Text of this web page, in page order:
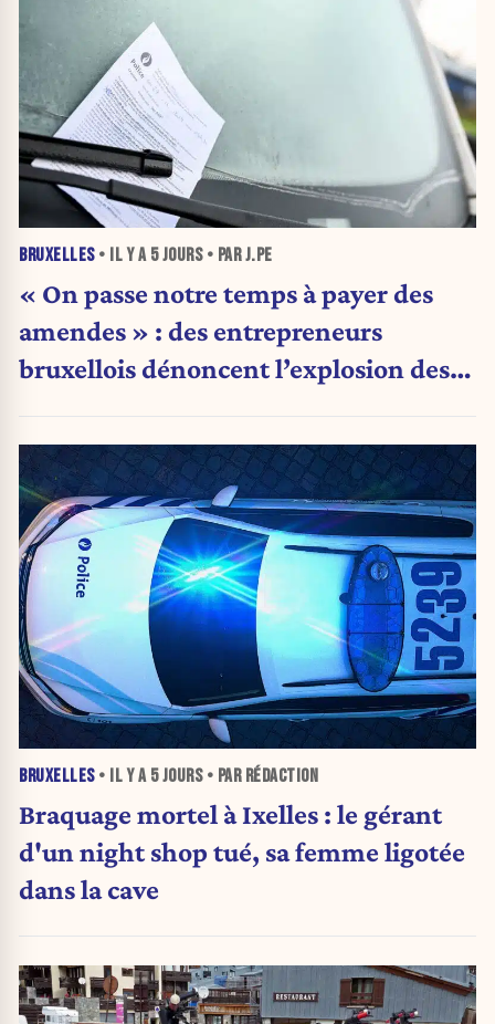
BRUXELLES• IL Y A 5 JOURS• PAR J.PE
« On passe notre temps à payer des
amendes » : des entrepreneurs
bruxellois dénoncent l’explosion des
BRUXELLES• IL Y A 5 JOURS• PAR RÉDACTION
Braquage mortel à Ixelles : le gérant
d'un night shop tué, sa femme ligotée
dans la cave